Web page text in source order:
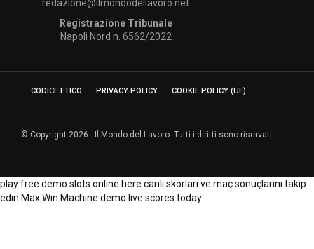
redazione@ilmondodellavoro.net
Registrazione Tribunale
Napoli Nord n. 6562/2022
CODICE ETICO PRIVACY POLICY COOKIE POLICY (UE)
© Copyright 2026 - Il Mondo del Lavoro. Tutti i diritti sono riservati.
play free demo slots online here canlı skorları ve maç sonuçlarını takip
edin Max Win Machine demo live scores today